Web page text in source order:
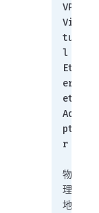
VPN
Vir
tua
l
Eth
ern
et
Ada
pte
r
物
理
地